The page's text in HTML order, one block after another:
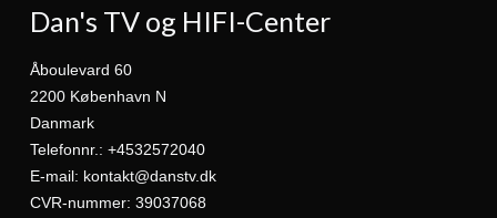
Dan's TV og HIFI-Center
Åboulevard 60
2200 København N
Danmark
Telefonnr. : +4532572040
E-mail: kontakt@danstv.dk
CVR-nummer: 39037068